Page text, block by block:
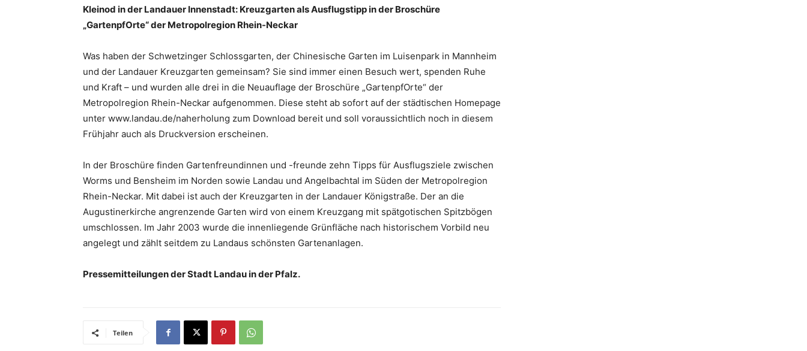
Kleinod in der Landauer Innenstadt: Kreuzgarten als Ausflugstipp in der Broschüre
„GartenpfOrte“ der Metropolregion Rhein-Neckar
Was haben der Schwetzinger Schlossgarten, der Chinesische Garten im Luisenpark in Mannheim
und der Landauer Kreuzgarten gemeinsam? Sie sind immer einen Besuch wert, spenden Ruhe
und Kraft – und wurden alle drei in die Neuauflage der Broschüre „GartenpfOrte“ der
Metropolregion Rhein-Neckar aufgenommen. Diese steht ab sofort auf der städtischen Homepage
unter www.landau.de/naherholung zum Download bereit und soll voraussichtlich noch in diesem
Frühjahr auch als Druckversion erscheinen.
In der Broschüre finden Gartenfreundinnen und -freunde zehn Tipps für Ausflugsziele zwischen
Worms und Bensheim im Norden sowie Landau und Angelbachtal im Süden der Metropolregion
Rhein-Neckar. Mit dabei ist auch der Kreuzgarten in der Landauer Königstraße. Der an die
Augustinerkirche angrenzende Garten wird von einem Kreuzgang mit spätgotischen Spitzbögen
umschlossen. Im Jahr 2003 wurde die innenliegende Grünfläche nach historischem Vorbild neu
angelegt und zählt seitdem zu Landaus schönsten Gartenanlagen.
Pressemitteilungen der Stadt Landau in der Pfalz.
Teilen